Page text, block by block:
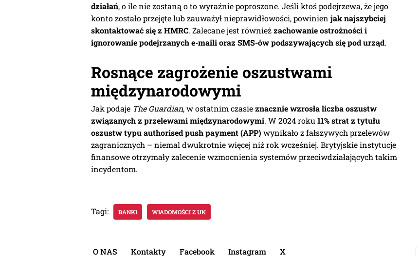
działań, o ile nie zostaną o to wyraźnie poproszone. Jeśli ktoś podejrzewa, że jego
konto zostało przejęte lub zauważył nieprawidłowości, powinien jak najszybciej
skontaktować się z HMRC. Zalecane jest równieżzachowanie ostrożności i
ignorowanie podejrzanych e-maili oraz SMS-ów podszywających się pod urząd.
Rosnące zagrożenie oszustwami
międzynarodowymi
Jak podaje The Guardian, w ostatnim czasieznacznie wzrosła liczba oszustw
związanych z przelewami międzynarodowymi. W 2024 roku11% strat z tytułu
oszustw typu authorised push payment (APP) wynikało z fałszywych przelewów
zagranicznych – niemal dwukrotnie więcej niż rok wcześniej. Brytyjskie instytucje
finansowe otrzymały zalecenie wzmocnienia systemów przeciwdziałających takim
incydentom.
Tagi: BANKI WIADOMOŚCI Z UK
O NAS Kontakty Facebook Instagram X